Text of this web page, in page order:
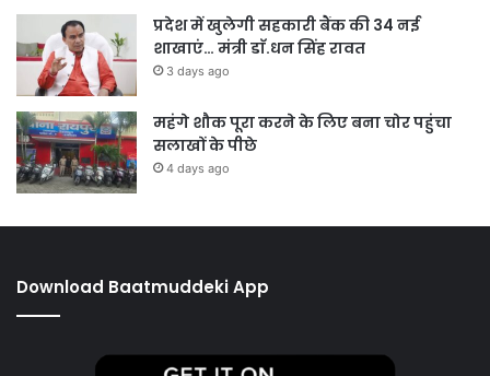
प्रदेश में खुलेगी सहकारी बैंक की 34 नई
शाखाएं… मंत्री डाॅ.धन सिंह रावत
3 days ago
महंगे शौक पूरा करने के लिए बना चोर पहुंचा
सलाखों के पीछे
4 days ago
Download Baatmuddeki App